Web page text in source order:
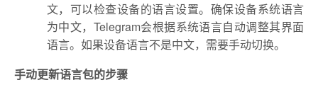
文，可以检查设备的语言设置。确保设备系统语言
为中文，Telegram会根据系统语言自动调整其界面
语言。如果设备语言不是中文，需要手动切换。
手动更新语言包的步骤